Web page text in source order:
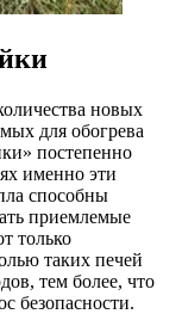
новых
для обогрева
постепенно
именно эти
способны
приемлемые
только
таких печей
тем более, что
безопасности.